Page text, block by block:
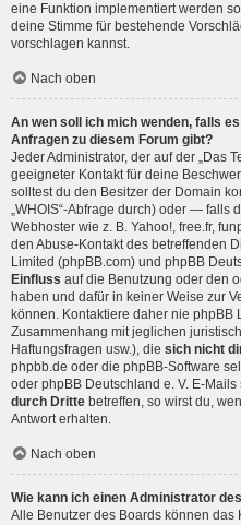
eine Funktion implementiert werden
deine Stimme für bestehende
vorschlagen kannst.
Nach oben
An wen soll ich mich wenden, falls
Anfragen zu diesem Forum gibt?
Jeder Administrator, der auf der „Das
geeigneter Kontakt für deine
solltest du den Besitzer der Domain
„WHOIS“-Abfrage durch) oder — falls
Webhoster wie z. B. Yahoo!, free.fr,
den Abuse-Kontakt des betreffenden
Limited (phpBB.com) und phpBB
Einfluss auf die Benutzung oder den
haben und dafür in keiner Weise zur
können. Kontaktiere daher nie phpBB
Zusammenhang mit jeglichen
Haftungsfragen usw.), die sich nicht
phpbb.de oder die phpBB-Software
oder phpBB Deutschland e. V. E-Mails
durch Dritte betreffen, so wirst du,
Antwort erhalten.
Nach oben
Wie kann ich einen Administrator
Alle Benutzer des Boards können das